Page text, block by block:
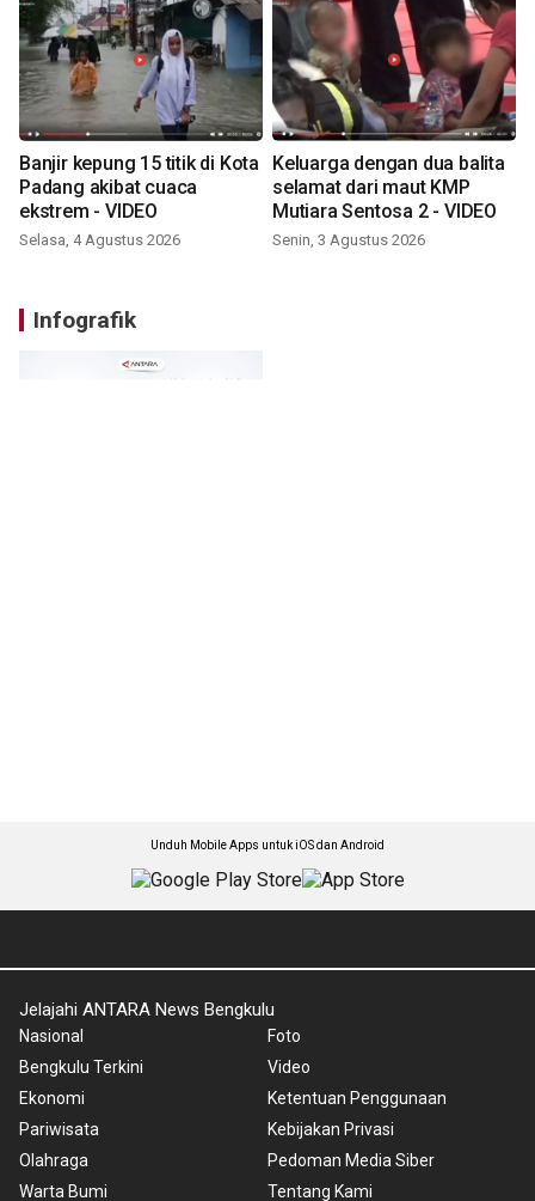
Banjir kepung 15 titik di Kota
Padang akibat cuaca
ekstrem - VIDEO
Selasa, 4 Agustus 2026
Keluarga dengan dua balita
selamat dari maut KMP
Mutiara Sentosa 2 - VIDEO
Senin, 3 Agustus 2026
Infografik
Unduh Mobile Apps untuk iOS dan Android
Jelajahi ANTARA News Bengkulu
Nasional
Bengkulu Terkini
Ekonomi
Pariwisata
Olahraga
Warta Bumi
Foto
Video
Ketentuan Penggunaan
Kebijakan Privasi
Pedoman Media Siber
Tentang Kami